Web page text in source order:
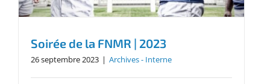
Soirée de la FNMR | 2023
26 septembre 2023 | Archives - Interne